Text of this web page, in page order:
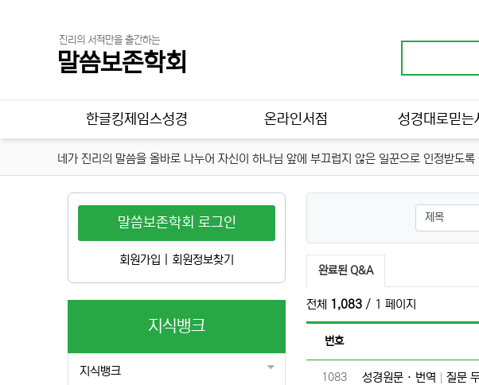
진리의 서적만을 출간하는
말씀보존학회
한글킹제임스성경 온라인서점 성경대로믿는
네가 진리의 말씀을 올바로 나누어 자신이 하나님 앞에 부끄럽지 않은 일꾼으로 인정받도
검색대상
100문 100답 분류 목
완료된 Q&A
전체 1,083 / 1 페이지
번호
번호
1083 성경원문 · 번역 질문
말씀보존학회 로그인
회원가입 회원정보찾기
지식뱅크
지식뱅크